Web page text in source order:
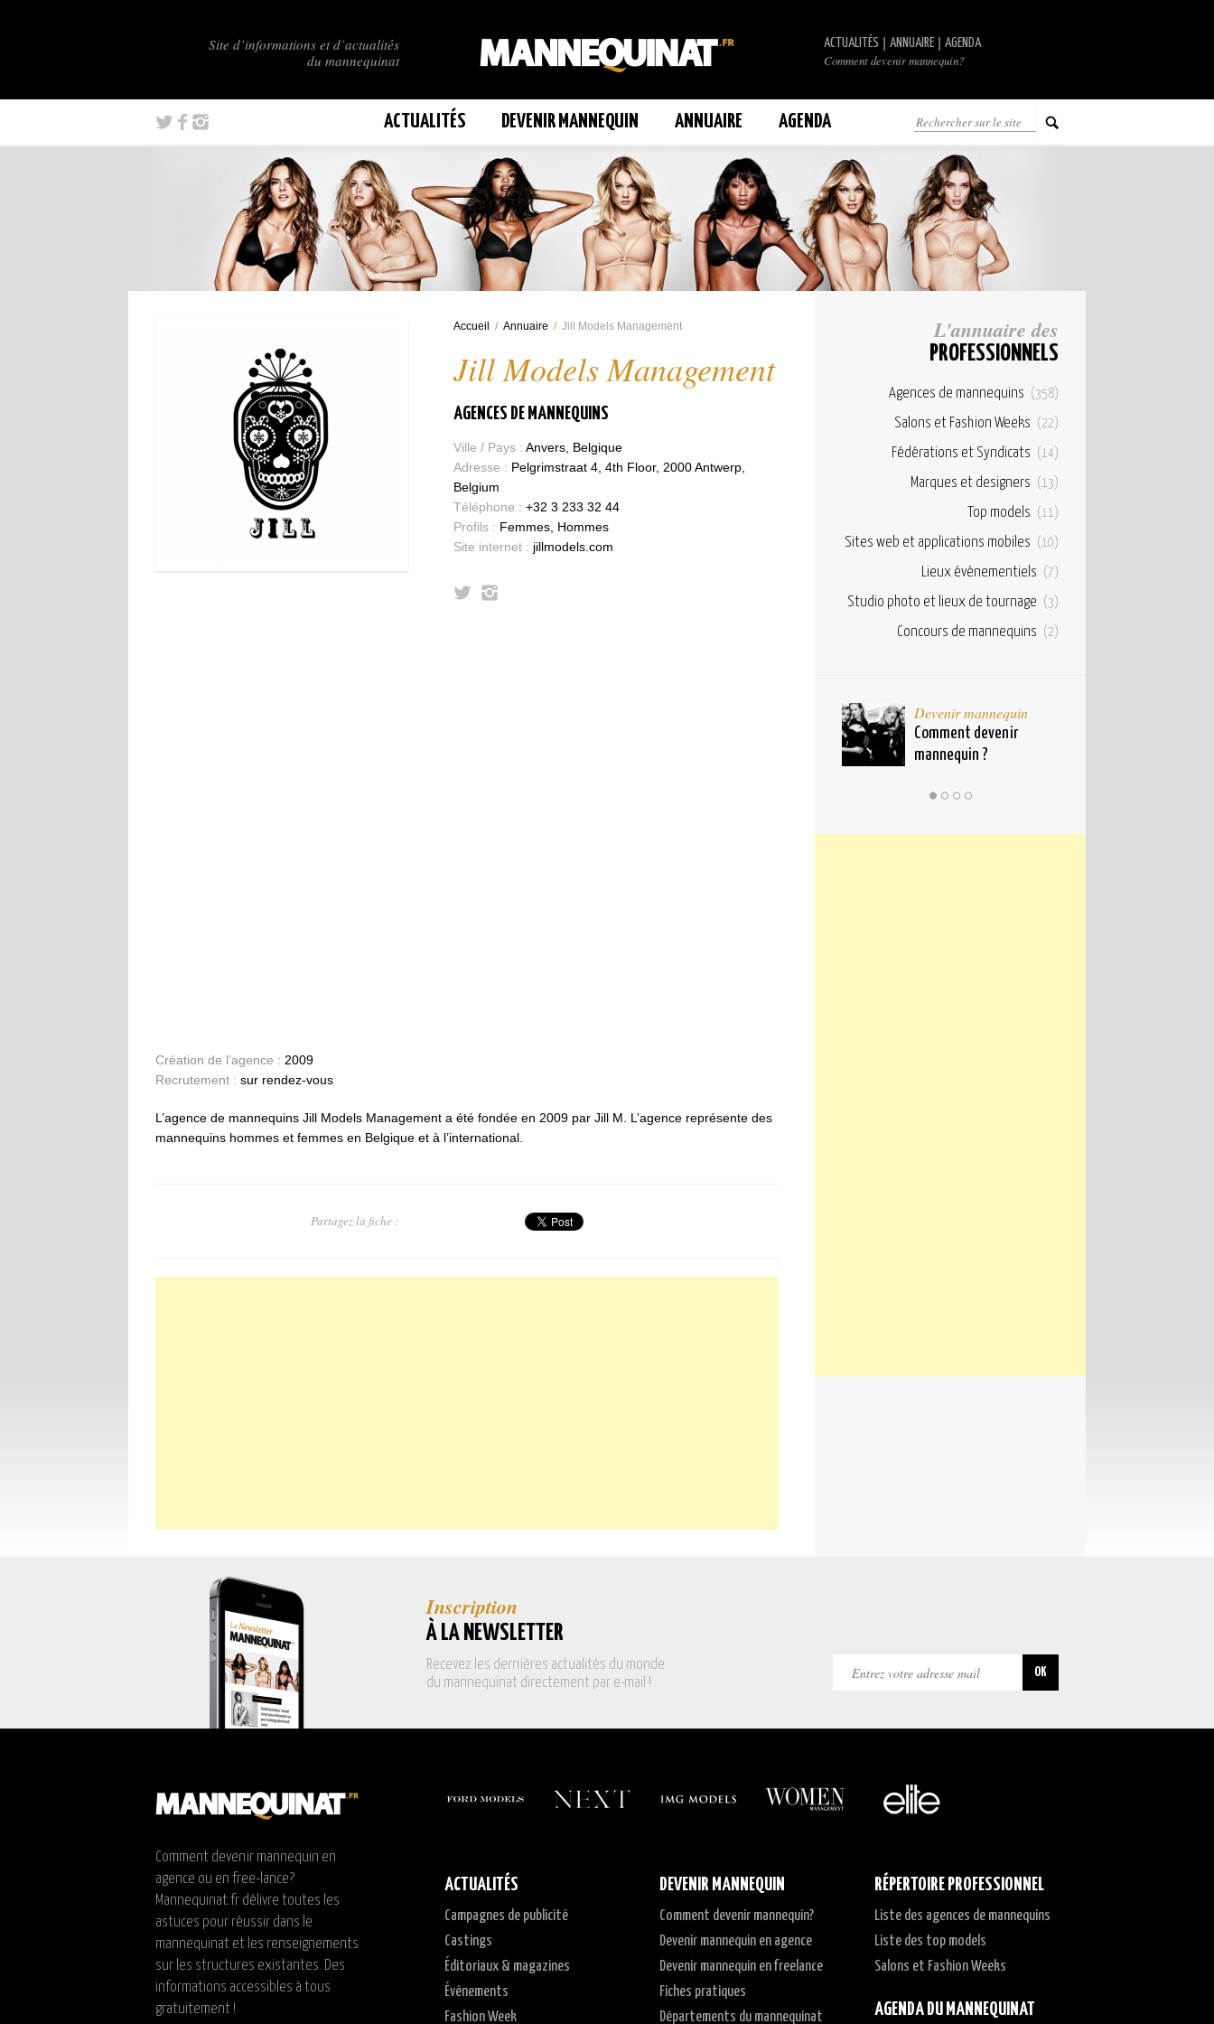
Site d’informations et d’actualités
du mannequinat
ACTUALITÉS ANNUAIRE AGENDA
Comment devenir mannequin?
ACTUALITÉS DEVENIR MANNEQUIN ANNUAIRE AGENDA
Accueil / Annuaire / Jill Models Management
Jill Models Management
AGENCES DE MANNEQUINS
Ville / Pays : Anvers, Belgique
Adresse : Pelgrimstraat 4, 4th Floor, 2000 Antwerp,
Belgium
Téléphone : +32 3 233 32 44
Profils : Femmes, Hommes
Site internet : jillmodels.com
Création de l’agence : 2009
Recrutement : sur rendez-vous
L’agence de mannequins Jill Models Management a été fondée en 2009 par Jill M. L’agence représente des
mannequins hommes et femmes en Belgique et à l’international.
Partagez la fiche :
L'annuaire des
PROFESSIONNELS
Agences de mannequins (358)
Salons et Fashion Weeks (22)
Fédérations et Syndicats (14)
Marques et designers (13)
Top models (11)
Sites web et applications mobiles (10)
Lieux événementiels (7)
Studio photo et lieux de tournage (3)
Concours de mannequins (2)
Devenir mannequin
Comment devenir
mannequin ?
Inscription
À LA NEWSLETTER
Recevez les dernières actualités du monde
du mannequinat directement par e-mail !
Comment devenir mannequin en
agence ou en free-lance?
Mannequinat.fr délivre toutes les
astuces pour réussir dans le
mannequinat et les renseignements
sur les structures existantes. Des
informations accessibles à tous
gratuitement !
ACTUALITÉS
Campagnes de publicité
Castings
Éditoriaux & magazines
Événements
Fashion Week
DEVENIR MANNEQUIN
Comment devenir mannequin?
Devenir mannequin en agence
Devenir mannequin en freelance
Fiches pratiques
Départements du mannequinat
RÉPERTOIRE PROFESSIONNEL
Liste des agences de mannequins
Liste des top models
Salons et Fashion Weeks
AGENDA DU MANNEQUINAT